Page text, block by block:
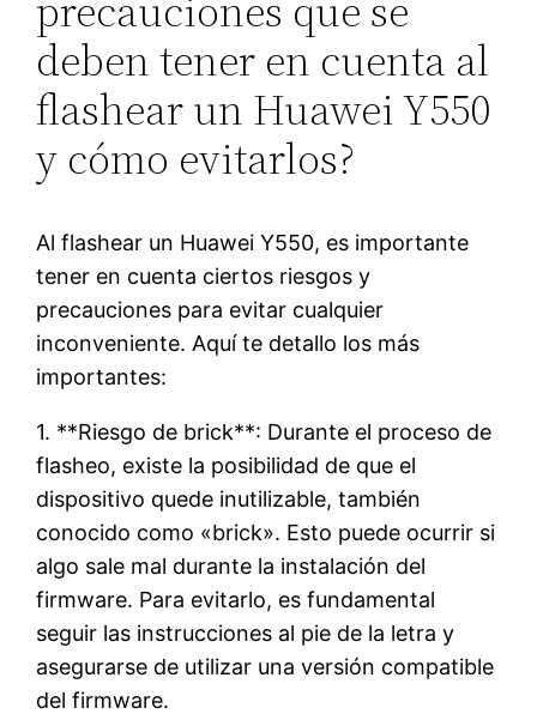
deben tener en cuenta al
flashear un Huawei Y550
y cómo evitarlos?
Al flashear un Huawei Y550, es importante
tener en cuenta ciertos riesgos y
precauciones para evitar cualquier
inconveniente. Aquí te detallo los más
importantes:
1. **Riesgo de brick**: Durante el proceso de
flasheo, existe la posibilidad de que el
dispositivo quede inutilizable, también
conocido como «brick». Esto puede ocurrir si
algo sale mal durante la instalación del
firmware. Para evitarlo, es fundamental
seguir las instrucciones al pie de la letra y
asegurarse de utilizar una versión compatible
del firmware.